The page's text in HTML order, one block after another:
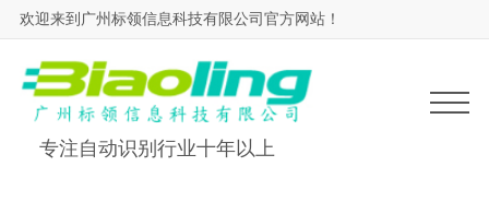
欢迎来到广州标领信息科技有限公司官方网站！
专注自动识别行业十年以上